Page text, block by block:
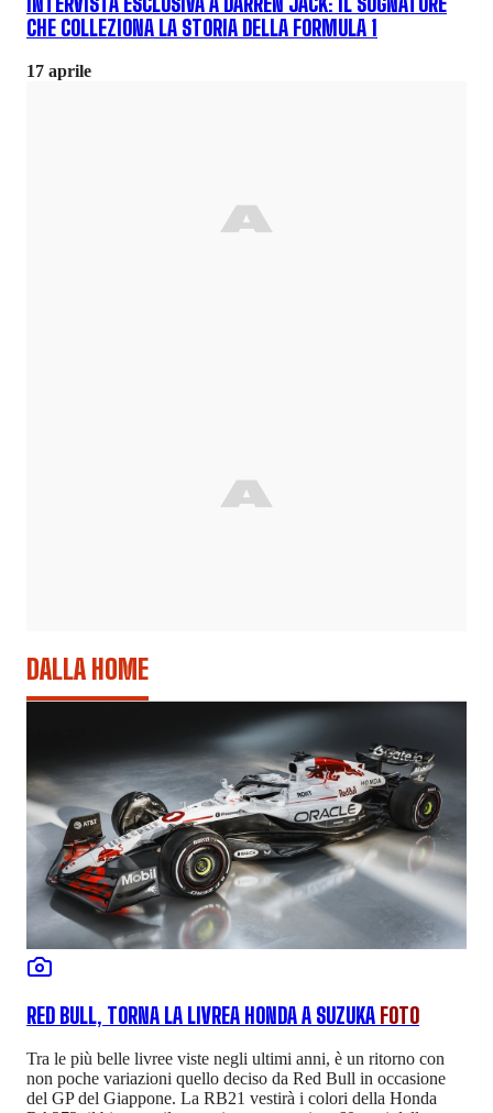
CHE COLLEZIONA LA STORIA DELLA FORMULA 1
17 aprile
DALLA HOME
RED BULL, TORNA LA LIVREA HONDA A SUZUKA FOTO
Tra le più belle livree viste negli ultimi anni, è un ritorno con
non poche variazioni quello deciso da Red Bull in occasione
del GP del Giappone. La RB21 vestirà i colori della Honda